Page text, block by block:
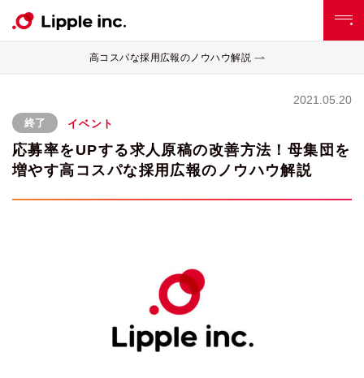
高コスパな採用広報のノウハウ解説
2021.05.20
終了 イベント
応募率をUPする求人原稿の改善方法！母集団を
増やす高コスパな採用広報のノウハウ解説